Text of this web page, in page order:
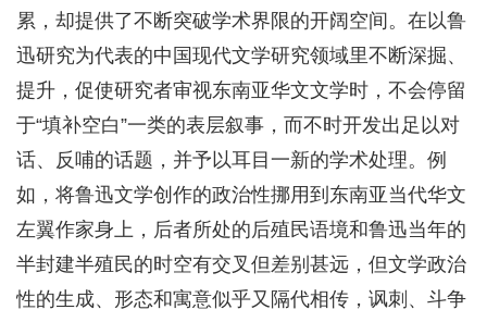
累，却提供了不断突破学术界限的开阔空间。在以鲁
迅研究为代表的中国现代文学研究领域里不断深掘、
提升，促使研究者审视东南亚华文文学时，不会停留
于“填补空白”一类的表层叙事，而不时开发出足以对
话、反哺的话题，并予以耳目一新的学术处理。例
如，将鲁迅文学创作的政治性挪用到东南亚当代华文
左翼作家身上，后者所处的后殖民语境和鲁迅当年的
半封建半殖民的时空有交叉但差别甚远，但文学政治
性的生成、形态和寓意似乎又隔代相传，讽刺、斗争